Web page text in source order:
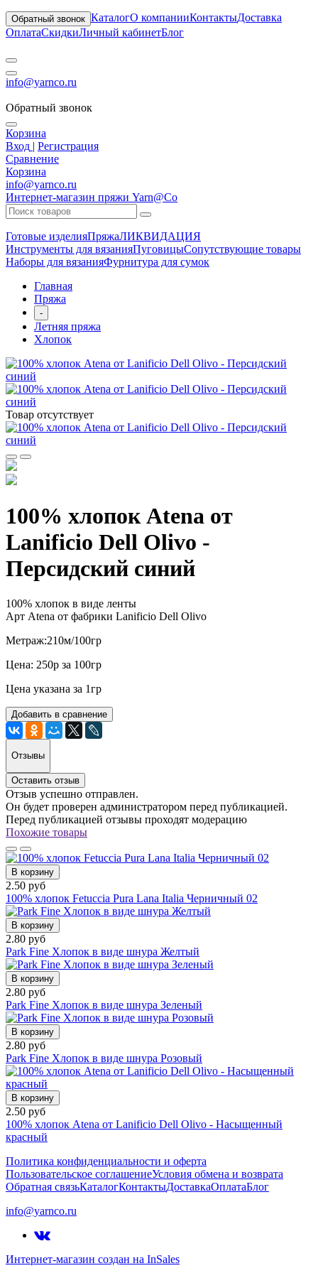
Обратный звонок КаталогО компанииКонтактыДоставка
ОплатаСкидкиЛичный кабинетБлог
info@yarnco.ru
Обратный звонок
Корзина
Вход | Регистрация
Сравнение
Корзина
info@yarnco.ru
Интернет-магазин пряжи Yarn@Co
Готовые изделияПряжаЛИКВИДАЦИЯ
Инструменты для вязанияПуговицыСопутствующие товары
Наборы для вязанияФурнитура для сумок
Главная
Пряжа
-
Летняя пряжа
Хлопок
Товар отсутствует
100% хлопок Atena от
Lanificio Dell Olivo -
Персидский синий
100% хлопок в виде ленты
Арт Atena от фабрики Lanificio Dell Olivo
Метраж:210м/100гр
Цена: 250р за 100гр
Цена указана за 1гр
Добавить в сравнение
Отзывы
Оставить отзыв
Отзыв успешно отправлен.
Он будет проверен администратором перед публикацией.
Перед публикацией отзывы проходят модерацию
Похожие товары
В корзину
2.50 руб
100% хлопок Fetuccia Pura Lana Italia Черничный 02
В корзину
2.80 руб
Park Fine Хлопок в виде шнура Желтый
В корзину
2.80 руб
Park Fine Хлопок в виде шнура Зеленый
В корзину
2.80 руб
Park Fine Хлопок в виде шнура Розовый
В корзину
2.50 руб
100% хлопок Atena от Lanificio Dell Olivo - Насыщенный
красный
Политика конфиденциальности и оферта
Пользовательское соглашениеУсловия обмена и возврата
Обратная связьКаталогКонтактыДоставкаОплатаБлог
info@yarnco.ru
Интернет-магазин создан на InSales